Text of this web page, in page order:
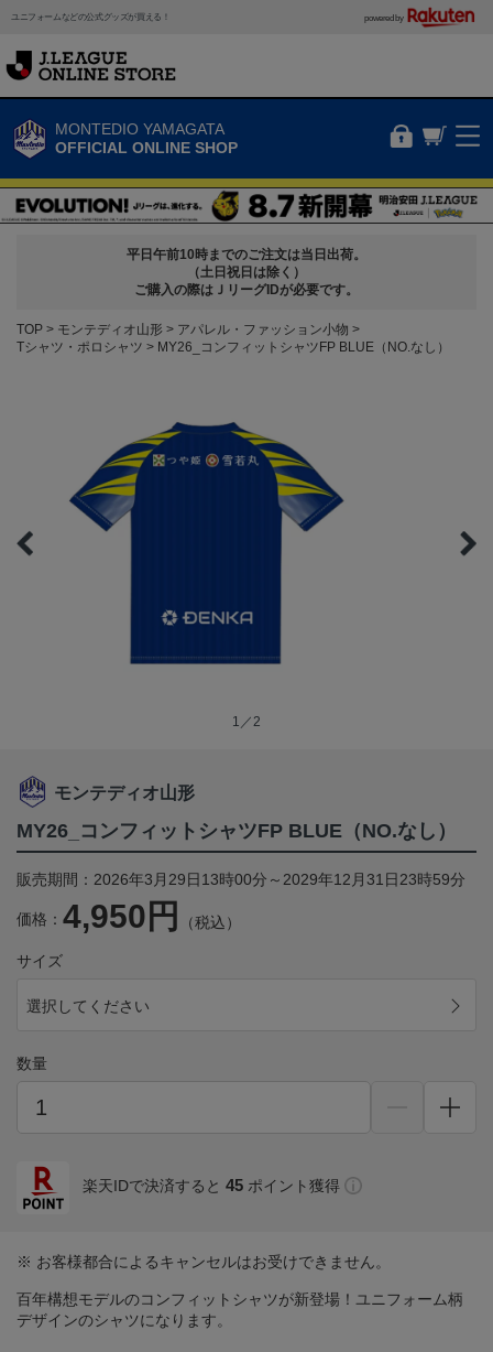
ユニフォームなどの公式グッズが買える！ powered by
MONTEDIO YAMAGATA
OFFICIAL ONLINE SHOP
平日午前10時までのご注文は当日出荷。
（土日祝日は除く）
ご購入の際はＪリーグIDが必要です。
TOP モンテディオ山形
アパレル・ファッション小物
Tシャツ・ポロシャツ
MY26_コンフィットシャツFP BLUE（NO.なし）
1／2
モンテディオ山形
MY26_コンフィットシャツFP BLUE（NO.なし）
販売期間：2026年3月29日13時00分～2029年12月31日23時59分
価格： 4,950円 （税込）
サイズ
選択してください
数量
楽天IDで決済すると 45 ポイント獲得
※ お客様都合によるキャンセルはお受けできません。
百年構想モデルのコンフィットシャツが新登場！ユニフォーム柄
デザインのシャツになります。